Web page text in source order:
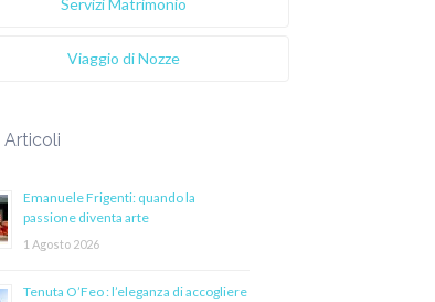
Servizi Matrimonio
Viaggio di Nozze
Articoli
Emanuele Frigenti: quando la
passione diventa arte
1 Agosto 2026
Tenuta O’Feo : l’eleganza di accogliere